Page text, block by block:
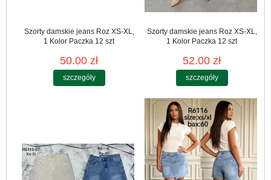
Szorty damskie jeans Roz XS-XL,
1 Kolor Paczka 12 szt
50.00 zł
szczegóły
Szorty damskie jeans Roz XS-XL,
1 Kolor Paczka 12 szt
52.00 zł
szczegóły